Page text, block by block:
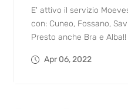
E' attivo il servizio
con: Cuneo, Fossano,
Presto anche Bra e
Apr 06, 2022